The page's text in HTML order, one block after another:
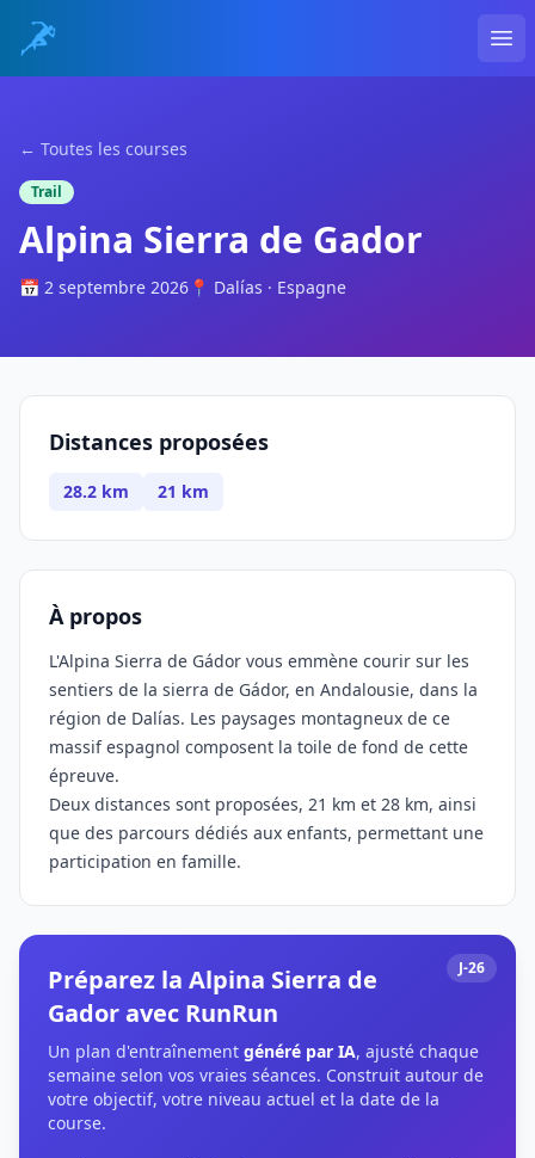
← Toutes les courses
Trail
Alpina Sierra de Gador
📅 2 septembre 2026 📍 Dalías · Espagne
Distances proposées
28.2 km 21 km
À propos
L'Alpina Sierra de Gádor vous emmène courir sur les
sentiers de la sierra de Gádor, en Andalousie, dans la
région de Dalías. Les paysages montagneux de ce
massif espagnol composent la toile de fond de cette
épreuve.
Deux distances sont proposées, 21 km et 28 km, ainsi
que des parcours dédiés aux enfants, permettant une
participation en famille.
J-26
Préparez la Alpina Sierra de
Gador avec RunRun
Un plan d'entraînement généré par IA, ajusté chaque
semaine selon vos vraies séances. Construit autour de
votre objectif, votre niveau actuel et la date de la
course.